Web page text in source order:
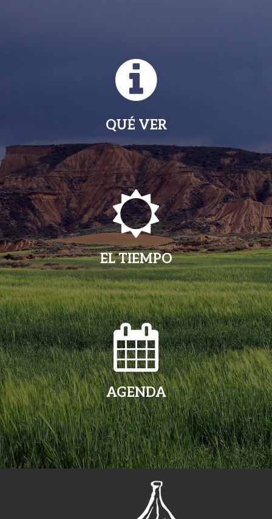
QUÉ VER
EL TIEMPO
AGENDA